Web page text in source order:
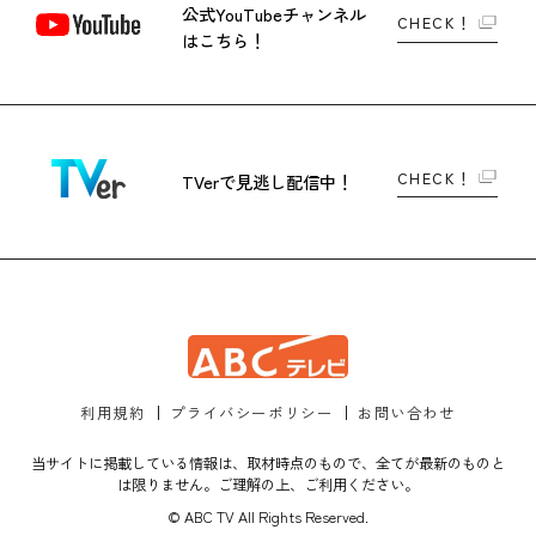
公式YouTubeチャンネル
はこちら！
CHECK！
TVerで見逃し配信中！ CHECK！
利用規約 プライバシーポリシー お問い合わせ
当サイトに掲載している情報は、取材時点のもので、全てが最新のものと
は限りません。ご理解の上、ご利用ください。
© ABC TV All Rights Reserved.